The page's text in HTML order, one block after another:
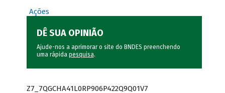
Ações
DÊ SUA OPINIÃO
Ajude-nos a aprimorar o site do BNDES preenchendo
uma rápida pesquisa.
Z7_7QGCHA41L0RP906P422Q9Q01V7